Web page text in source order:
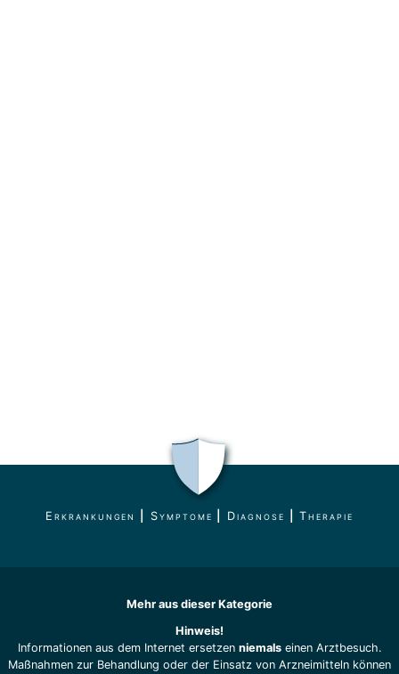
Erkrankungen Symptome Diagnose |Therapie
Mehr aus dieser Kategorie
Hinweis!
Informationen aus dem Internet ersetzen niemalseinen Arztbesuch.
Maßnahmen zur Behandlung oder der Einsatz von Arzneimitteln können